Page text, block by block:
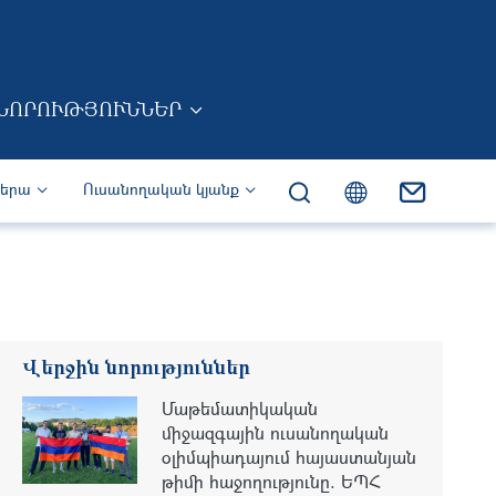
Ուսանողական կյանք
Վերջին նորություններ
Մաթեմատիկական
միջազգային ուսանողական
օլիմպիադայում հայաստանյան
թիմի հաջողությունը. ԵՊՀ